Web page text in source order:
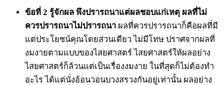
ข้อที่ 2 รู้จักผล พึงปรารถนาแต่ผลชอบแก่เหตุ ผลที่ไม่
ควรปรารถนาไม่ปรารถนา ผลที่ควรปรารถนาก็คือผลที่มี
แต่ประโยชน์คุณโดยส่วนเดียว ไม่มีโทษ ปราศจากผลที่
งมงายตามแบบของไสยศาสตร์ ไสยศาสตร์ให้ผลอย่าง
ไสยศาสตร์ก็ล้วนแต่เป็นเรื่องงมงาย ในที่สุดก็ไม่ต้องทำ
อะไร ได้แต่นั่งอ้อนวอนบวงสรวงกันอยู่เท่านั้น ผลอย่าง